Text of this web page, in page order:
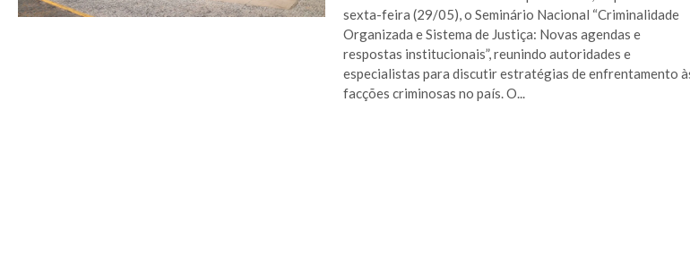
sexta-feira (29/05), o Seminário Nacional “Criminalidade
Organizada e Sistema de Justiça: Novas agendas e
respostas institucionais”, reunindo autoridades e
especialistas para discutir estratégias de enfrentamento
facções criminosas no país. O...